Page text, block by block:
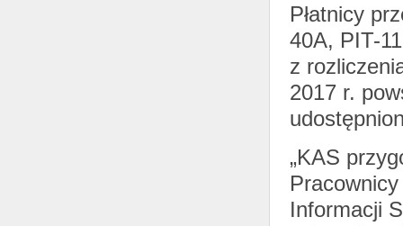
Płatnicy
40A, PIT-
z
2017 r.
„KAS
Informacji